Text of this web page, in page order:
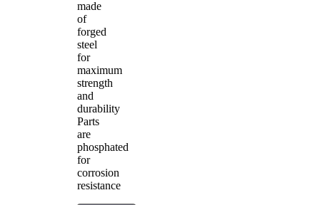
made
of
forged
steel
for
maximum
strength
and
durability
Parts
are
phosphated
for
corrosion
resistance